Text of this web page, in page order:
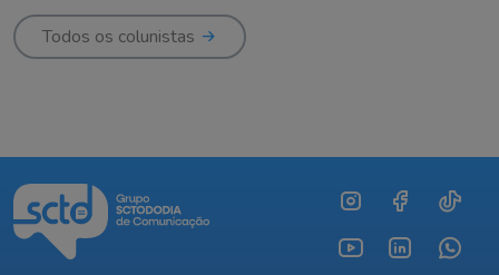
Todos os colunistas